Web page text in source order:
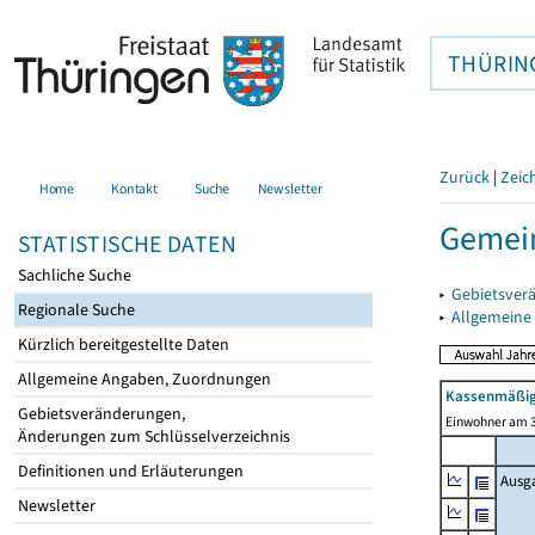
Home Kontakt Suche Newsletter
STATISTISCHE DATEN
Sachliche Suche
Regionale Suche
Kürzlich bereitgestellte Daten
Allgemeine Angaben, Zuordnungen
Gebietsveränderungen,
Änderungen zum Schlüsselverzeichnis
Definitionen und Erläuterungen
Newsletter
Zurück |
▸
▸
Einwohner am